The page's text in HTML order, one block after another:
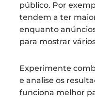
público. Por
tendem a ter
enquanto
para mostrar
Experimente
e analise os
funciona melhor